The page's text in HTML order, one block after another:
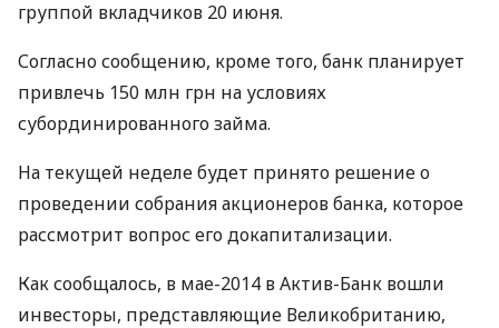
группой вкладчиков 20 июня.
Согласно сообщению, кроме того, банк планирует
привлечь 150 млн грн на условиях
субординированного займа.
На текущей неделе будет принято решение о
проведении собрания акционеров банка, которое
рассмотрит вопрос его докапитализации.
Как сообщалось, в мае-2014 в Актив-Банк вошли
инвесторы, представляющие Великобританию,